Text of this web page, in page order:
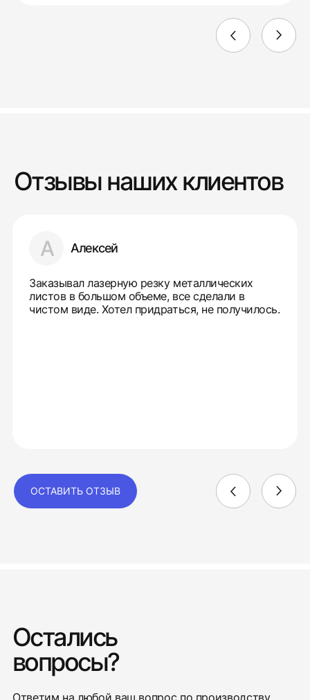
Отзывы наших клиентов
А Алексей
Заказывал лазерную резку металлических
листов в большом объеме, все сделали в
чистом виде. Хотел придраться, не получилось.
ОСТАВИТЬ ОТЗЫВ
Остались
вопросы?